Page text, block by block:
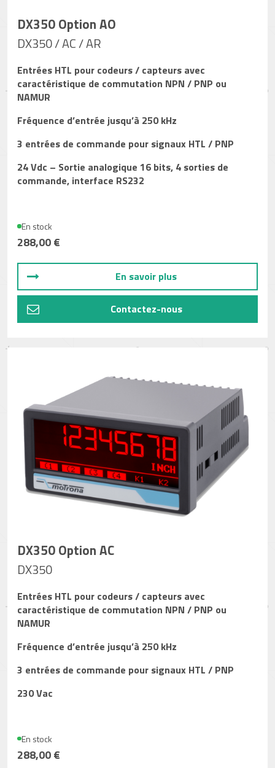
DX350 Option AO
DX350 / AC / AR
Entrées HTL pour codeurs / capteurs avec
caractéristique de commutation NPN / PNP ou
NAMUR
Fréquence d’entrée jusqu’à 250 kHz
3 entrées de commande pour signaux HTL / PNP
24 Vdc – Sortie analogique 16 bits, 4 sorties de
commande, interface RS232
En stock
288,00 €
En savoir plus
Contactez-nous
DX350 Option AC
DX350
Entrées HTL pour codeurs / capteurs avec
caractéristique de commutation NPN / PNP ou
NAMUR
Fréquence d’entrée jusqu’à 250 kHz
3 entrées de commande pour signaux HTL / PNP
230 Vac
En stock
288,00 €